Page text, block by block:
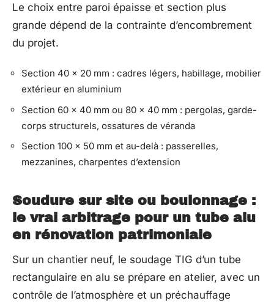
Le choix entre paroi épaisse et section plus
grande dépend de la contrainte d’encombrement
du projet.
Section 40 x 20 mm : cadres légers, habillage, mobilier
extérieur en aluminium
Section 60 x 40 mm ou 80 x 40 mm : pergolas, garde-
corps structurels, ossatures de véranda
Section 100 x 50 mm et au-delà : passerelles,
mezzanines, charpentes d’extension
Soudure sur site ou boulonnage :
le vrai arbitrage pour un tube alu
en rénovation patrimoniale
Sur un chantier neuf, le soudage TIG d’un tube
rectangulaire en alu se prépare en atelier, avec un
contrôle de l’atmosphère et un préchauffage